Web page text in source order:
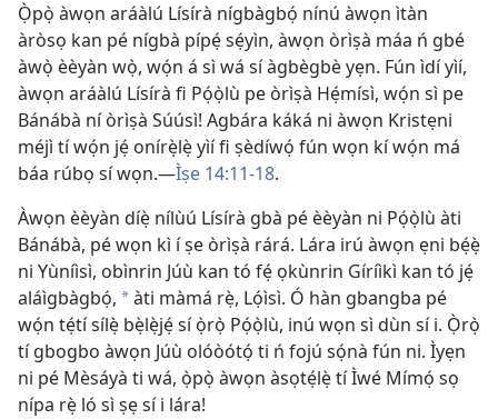
Ọ̀pọ̀ àwọn aráàlú Lísírà nígbàgbọ́ nínú àwọn ìtàn
àròsọ kan pé nígbà pípẹ́ sẹ́yìn, àwọn òrìṣà máa ń gbé
àwọ̀ èèyàn wọ̀, wọ́n á sì wá sí àgbègbè yẹn. Fún ìdí yìí,
àwọn aráàlú Lísírà fi Pọ́ọ̀lù pe òrìṣà Hẹ́mísì, wọ́n sì pe
Bánábà ní òrìṣà Súúsì! Agbára káká ni àwọn Kristẹni
méjì tí wọ́n jẹ́ onírẹ̀lẹ̀ yìí fi ṣèdíwọ́ fún wọn kí wọ́n má
báa rúbọ sí wọn.—Ìṣe 14:11-18.
Àwọn èèyàn díẹ̀ nílùú Lísírà gbà pé èèyàn ni Pọ́ọ̀lù àti
Bánábà, pé wọn kì í ṣe òrìṣà rárá. Lára irú àwọn ẹni bẹ́ẹ̀
ni Yùníìsì, obìnrin Júù kan tó fẹ́ ọkùnrin Gíríìkì kan tó jẹ́
aláìgbàgbọ́, *àti màmá rẹ̀, Lọ́ìsì. Ó hàn gbangba pé
wọ́n tẹ́tí sílẹ̀ bẹ̀lẹ̀jẹ́ sí ọ̀rọ̀ Pọ́ọ̀lù, inú wọn sì dùn sí i. Ọ̀rọ̀
tí gbogbo àwọn Júù olóòótọ́ ti ń fojú sọ́nà fún ni. Ìyẹn
ni pé Mèsáyà ti wá, ọ̀pọ̀ àwọn àsọtẹ́lẹ̀ tí Ìwé Mímọ́ sọ
nípa rẹ̀ ló sì ṣẹ sí i lára!